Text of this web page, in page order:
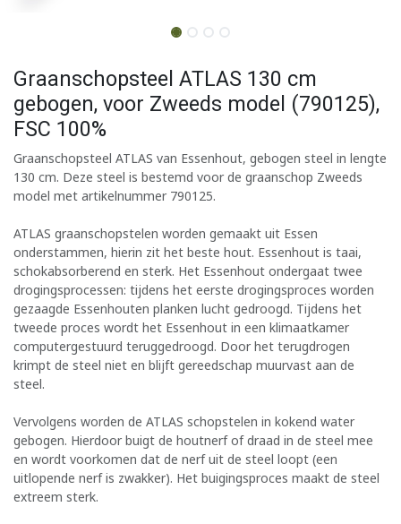
Graanschopsteel ATLAS 130 cm
gebogen, voor Zweeds model (790125),
FSC 100%
Graanschopsteel ATLAS van Essenhout, gebogen steel in lengte
130 cm. Deze steel is bestemd voor de graanschop Zweeds
model met artikelnummer 790125.
ATLAS graanschopstelen worden gemaakt uit Essen
onderstammen, hierin zit het beste hout. Essenhout is taai,
schokabsorberend en sterk. Het Essenhout ondergaat twee
drogingsprocessen: tijdens het eerste drogingsproces worden
gezaagde Essenhouten planken lucht gedroogd. Tijdens het
tweede proces wordt het Essenhout in een klimaatkamer
computergestuurd teruggedroogd. Door het terugdrogen
krimpt de steel niet en blijft gereedschap muurvast aan de
steel.
Vervolgens worden de ATLAS schopstelen in kokend water
gebogen. Hierdoor buigt de houtnerf of draad in de steel mee
en wordt voorkomen dat de nerf uit de steel loopt (een
uitlopende nerf is zwakker). Het buigingsproces maakt de steel
extreem sterk.